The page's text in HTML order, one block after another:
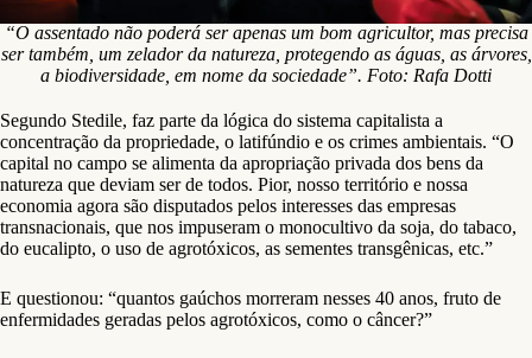
“O assentado não poderá ser apenas um bom agricultor, mas precisa
ser também, um zelador da natureza, protegendo as águas, as árvores,
a biodiversidade, em nome da sociedade”. Foto: Rafa Dotti
Segundo Stedile, faz parte da lógica do sistema capitalista a
concentração da propriedade, o latifúndio e os crimes ambientais. “O
capital no campo se alimenta da apropriação privada dos bens da
natureza que deviam ser de todos. Pior, nosso território e nossa
economia agora são disputados pelos interesses das empresas
transnacionais, que nos impuseram o monocultivo da soja, do tabaco,
do eucalipto, o uso de agrotóxicos, as sementes transgênicas, etc.”
E questionou: “quantos gaúchos morreram nesses 40 anos, fruto de
enfermidades geradas pelos agrotóxicos, como o câncer?”